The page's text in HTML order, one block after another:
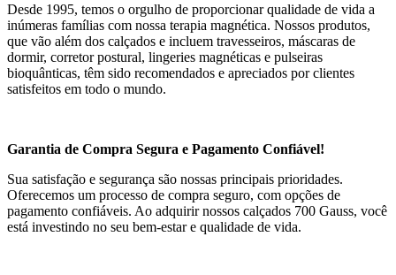
Desde 1995, temos o orgulho de proporcionar qualidade de vida a
inúmeras famílias com nossa terapia magnética. Nossos produtos,
que vão além dos calçados e incluem travesseiros, máscaras de
dormir, corretor postural, lingeries magnéticas e pulseiras
bioquânticas, têm sido recomendados e apreciados por clientes
satisfeitos em todo o mundo.
Garantia de Compra Segura e Pagamento Confiável!
Sua satisfação e segurança são nossas principais prioridades.
Oferecemos um processo de compra seguro, com opções de
pagamento confiáveis. Ao adquirir nossos calçados 700 Gauss, você
está investindo no seu bem-estar e qualidade de vida.